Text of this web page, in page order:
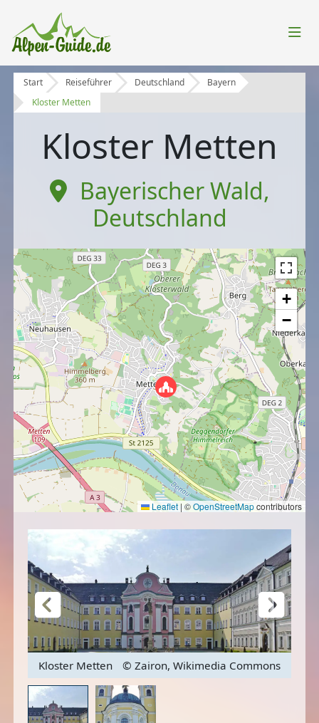
Start Reiseführer Deutschland
Bayern
Kloster Metten
Kloster Metten
Bayerischer Wald,
Deutschland
+
−
Leaflet | ©OpenStreetMapcontributors
Kloster Metten
© Zairon, Wikimedia Commons